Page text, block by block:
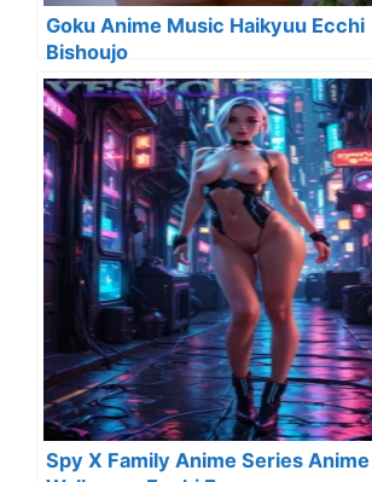
Goku Anime Music Haikyuu Ecchi
Bishoujo
Spy X Family Anime Series Anime